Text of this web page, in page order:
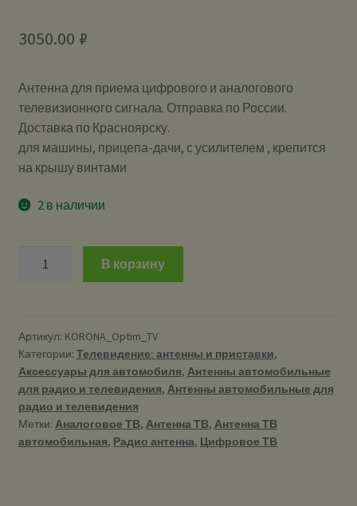
3050.00 ₽
Антенна для приема цифрового и аналогового
телевизионного сигнала. Отправка по России.
Доставка по Красноярску.
для машины, прицепа-дачи, с усилителем , крепится
на крышу винтами
2 в наличии
-
Антенна
телевизионная
автомобильная.
В корзину
Артикул: KORONA_Optim_TV
Категории: Телевидение: антенны и приставки,
Аксессуары для автомобиля, Антенны автомобильные
для радио и телевидения, Антенны автомобильные для
радио и телевидения
Метки: Аналоговое ТВ, Антенна ТВ, Антенна ТВ
автомобильная, Радио антенна, Цифровое ТВ